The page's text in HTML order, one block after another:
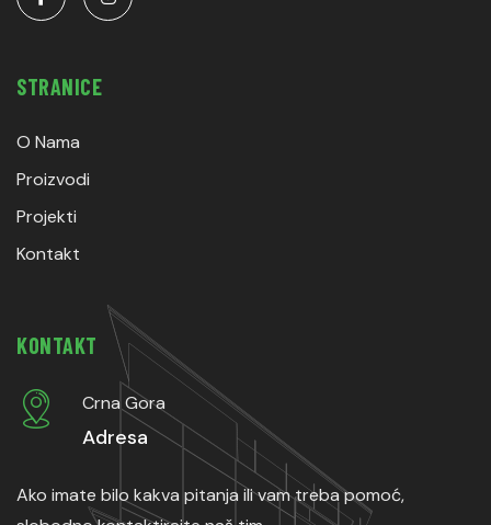
STRANICE
O Nama
Proizvodi
Projekti
Kontakt
KONTAKT
Crna Gora
Adresa
Ako imate bilo kakva pitanja ili vam treba pomoć,